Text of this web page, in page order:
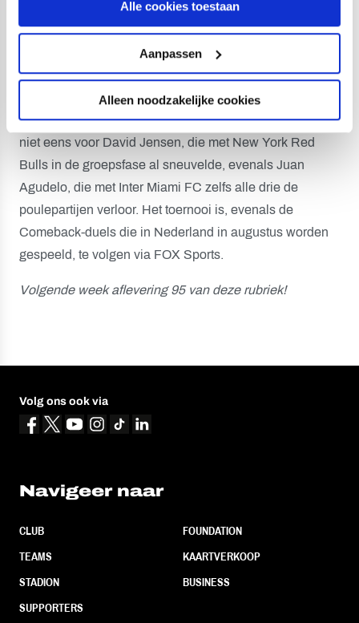
Alle cookies toestaan
Aanpassen
Alleen noodzakelijke cookies
Amerikaanse ploegen deelnemen aan dat toernooi, is
het evenement alleszins weinig succesvol verlopen. Vito
Wormgoor, speler van Columbus Crew, liep een
enkelblessure op. Hij moest geblesseerd toezien hoe
zijn ploeg in de achtste finales door Minnesota United
FC werd uitgeschakeld. Tot de knock-outfase kwam het
niet eens voor David Jensen, die met New York Red
Bulls in de groepsfase al sneuvelde, evenals Juan
Agudelo, die met Inter Miami FC zelfs alle drie de
poulepartijen verloor. Het toernooi is, evenals de
Comeback-duels die in Nederland in augustus worden
gespeeld, te volgen via FOX Sports.
Volgende week aflevering 95 van deze rubriek!
Volg ons ook via
Navigeer naar
CLUB
TEAMS
STADION
SUPPORTERS
FOUNDATION
KAARTVERKOOP
BUSINESS